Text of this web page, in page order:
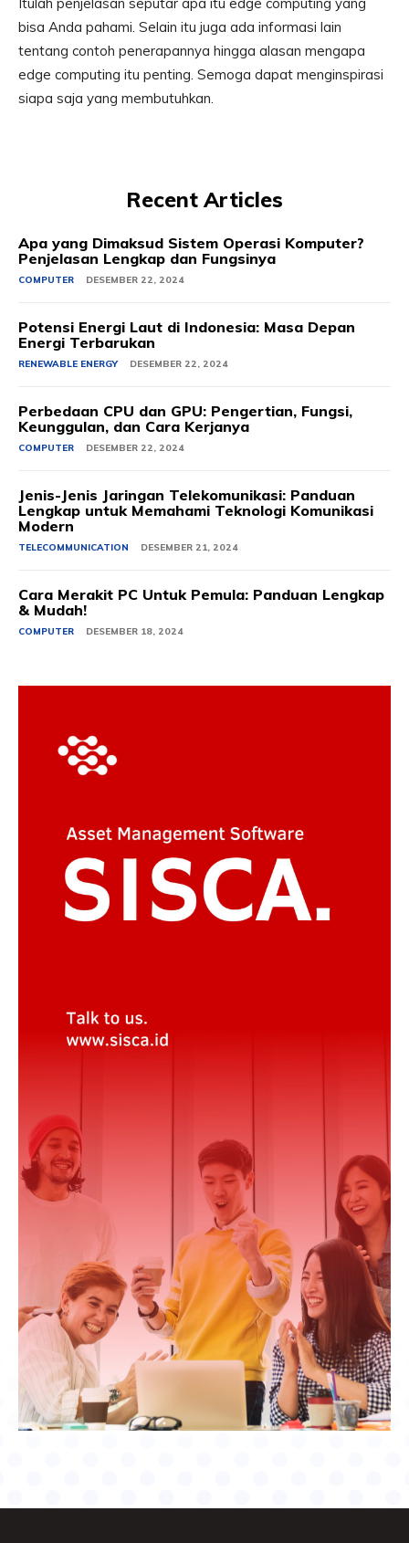
bisa Anda pahami. Selain itu juga ada informasi lain
tentang contoh penerapannya hingga alasan mengapa
edge computing itu penting. Semoga dapat menginspirasi
siapa saja yang membutuhkan.
Recent Articles
Apa yang Dimaksud Sistem Operasi Komputer?
Penjelasan Lengkap dan Fungsinya
COMPUTER DESEMBER 22, 2024
Potensi Energi Laut di Indonesia: Masa Depan
Energi Terbarukan
RENEWABLE ENERGY DESEMBER 22, 2024
Perbedaan CPU dan GPU: Pengertian, Fungsi,
Keunggulan, dan Cara Kerjanya
COMPUTER DESEMBER 22, 2024
Jenis-Jenis Jaringan Telekomunikasi: Panduan
Lengkap untuk Memahami Teknologi Komunikasi
Modern
TELECOMMUNICATION DESEMBER 21, 2024
Cara Merakit PC Untuk Pemula: Panduan Lengkap
& Mudah!
COMPUTER DESEMBER 18, 2024